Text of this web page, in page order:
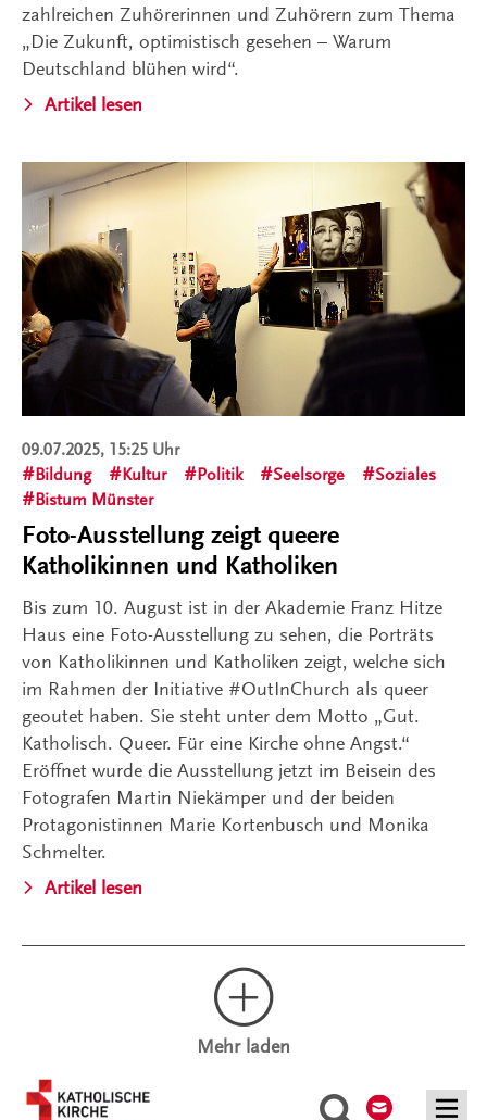
Suche
zahlreichen Zuhörerinnen und Zuhörern zum Thema
„Die Zukunft, optimistisch gesehen – Warum
Deutschland blühen wird“.
Artikel lesen
09.07.2025, 15:25 Uhr
Bildung
Kultur Politik Seelsorge
Soziales
Bistum Münster
Foto-Ausstellung zeigt queere
Katholikinnen und Katholiken
Bis zum 10. August ist in der Akademie Franz Hitze
Haus eine Foto-Ausstellung zu sehen, die Porträts
von Katholikinnen und Katholiken zeigt, welche sich
im Rahmen der Initiative #OutInChurch als queer
geoutet haben. Sie steht unter dem Motto „Gut.
Katholisch. Queer. Für eine Kirche ohne Angst.“
Eröffnet wurde die Ausstellung jetzt im Beisein des
Fotografen Martin Niekämper und der beiden
Protagonistinnen Marie Kortenbusch und Monika
Schmelter.
Artikel lesen
Mehr laden